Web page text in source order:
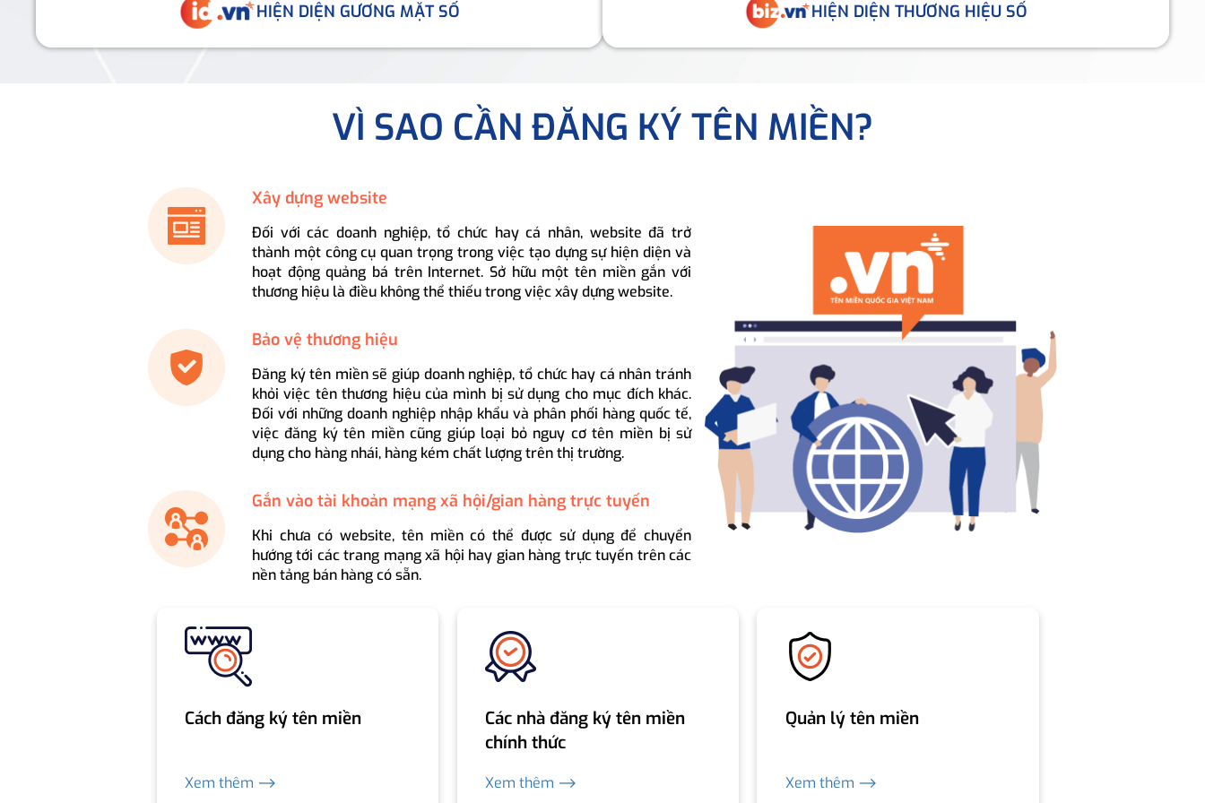
HIỆN DIỆN GƯƠNG MẶT SỐ HIỆN DIỆN THƯƠNG HIỆU SỐ
VÌ SAO CẦN ĐĂNG KÝ TÊN MIỀN?
Xây dựng website
Đối với các doanh nghiệp, tổ chức hay cá nhân, website đã trở
thành một công cụ quan trọng trong việc tạo dựng sự hiện diện và
hoạt động quảng bá trên Internet. Sở hữu một tên miền gắn với
thương hiệu là điều không thể thiếu trong việc xây dựng website.
Bảo vệ thương hiệu
Đăng ký tên miền sẽ giúp doanh nghiệp, tổ chức hay cá nhân tránh
khỏi việc tên thương hiệu của mình bị sử dụng cho mục đích khác.
Đối với những doanh nghiệp nhập khẩu và phân phối hàng quốc tế,
việc đăng ký tên miền cũng giúp loại bỏ nguy cơ tên miền bị sử
dụng cho hàng nhái, hàng kém chất lượng trên thị trường.
Gắn vào tài khoản mạng xã hội/gian hàng trực tuyến
Khi chưa có website, tên miền có thể được sử dụng để chuyển
hướng tới các trang mạng xã hội hay gian hàng trực tuyến trên các
nền tảng bán hàng có sẵn.
Cách đăng ký tên miền
Xem thêm ⟶
Các nhà đăng ký tên miền
chính thức
Xem thêm ⟶
Quản lý tên miền
Xem thêm ⟶